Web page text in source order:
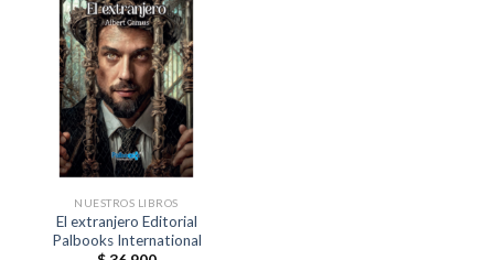
NUESTROS LIBROS
El extranjero Editorial
Palbooks International